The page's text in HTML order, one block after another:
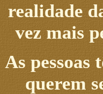
realidade
vez mais
As pessoas
querem